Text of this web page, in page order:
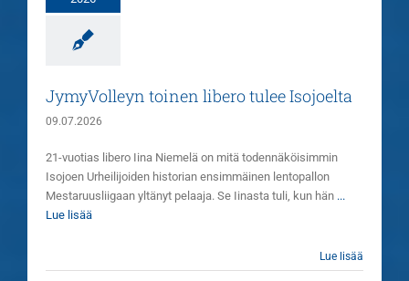
JymyVolleyn toinen libero tulee Isojoelta
09.07.2026
21-vuotias libero Iina Niemelä on mitä todennäköisimmin
Isojoen Urheilijoiden historian ensimmäinen lentopallon
Mestaruusliigaan yltänyt pelaaja. Se Iinasta tuli, kun hän ...
Lue lisää
Lue lisää